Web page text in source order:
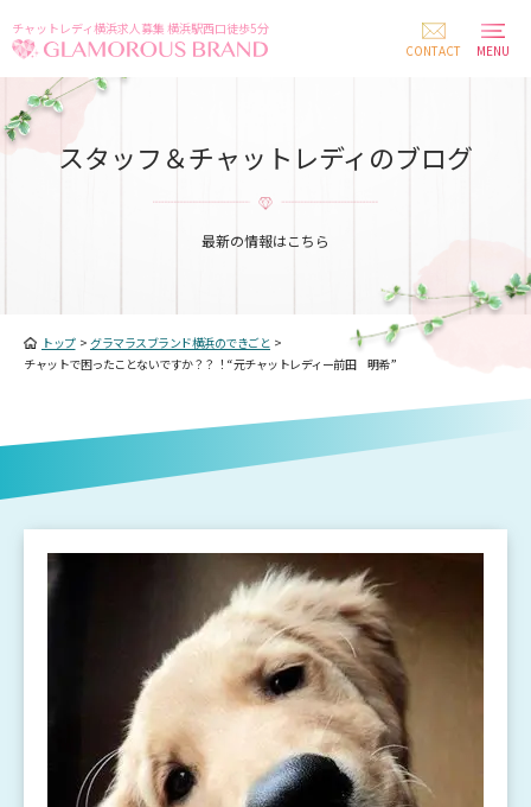
チャットレディ横浜求人募集 横浜駅西口徒歩5分
CONTACT
MENU
スタッフ＆チャットレディのブログ
最新の情報はこちら
トップ> グラマラスブランド横浜のできごと >
チャットで困ったことないですか？？！“元チャットレディー前田 明希”